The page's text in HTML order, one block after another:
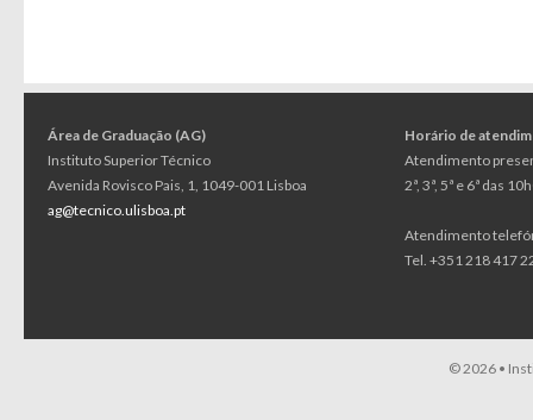
Área de Graduação (AG)
Instituto Superior Técnico
Avenida Rovisco Pais, 1, 1049-001 Lisboa
ag@tecnico.ulisboa.pt
Horário de
Atendimento
2ª, 3ª, 5ª e 6ª das
Atendimento
Tel. +351 218 417
© 2026 •